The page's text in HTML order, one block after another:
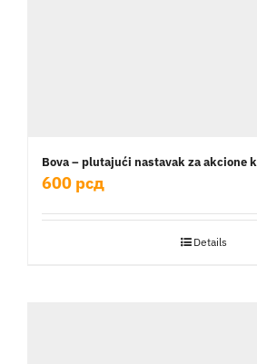
Bova – plutajući nastavak za akcione
600 рсд
Details